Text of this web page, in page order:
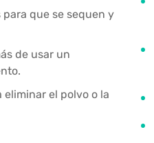
que se sequen y
de usar un
el polvo o la